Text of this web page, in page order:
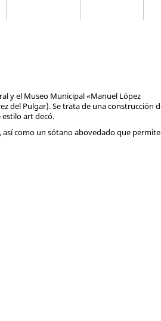
y el Museo Municipal «Manuel López
del Pulgar). Se trata de una construcción
estilo art decó.
así como un sótano abovedado que permite